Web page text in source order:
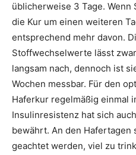
üblicherweise 3 Tage. Wenn
die Kur um einen weiteren
entsprechend mehr davon.
Stoffwechselwerte lässt
langsam nach, dennoch ist
Wochen messbar. Für den
Haferkur regelmäßig einmal
Insulinresistenz hat sich
bewährt. An den Hafertagen
geachtet werden, viel zu